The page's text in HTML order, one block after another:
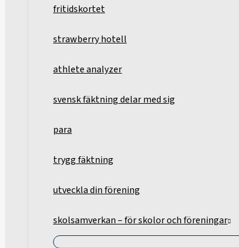
fritidskortet
strawberry hotell
athlete analyzer
svensk fäktning delar med sig
para
trygg fäktning
utveckla din förening
skolsamverkan – för skolor och föreningar